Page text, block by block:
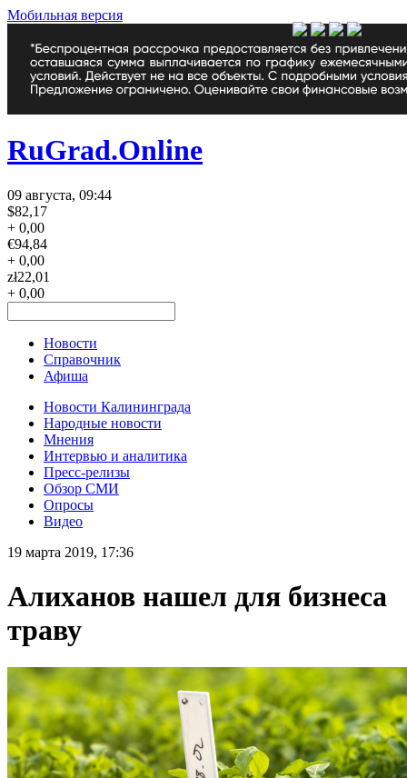
Мобильная версия
RuGrad.Online
09 августа, 09:44
$82,17
+ 0,00
€94,84
+ 0,00
zł22,01
+ 0,00
Новости
Справочник
Афиша
Новости Калининграда
Народные новости
Мнения
Интервью и аналитика
Пресс-релизы
Обзор СМИ
Опросы
Видео
19 марта 2019, 17:36
Алиханов нашел для бизнеса
траву